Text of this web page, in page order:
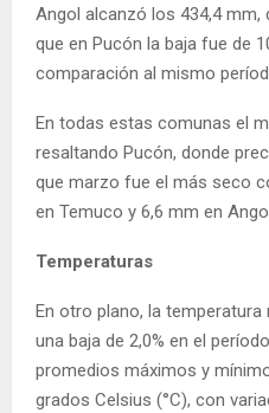
Angol alcanzó los 434,4 mm,
que en Pucón la baja fue de
comparación al mismo
En todas estas comunas el
resaltando Pucón, donde
que marzo fue el más seco
en Temuco y 6,6 mm en
Temperaturas
En otro plano, la
una baja de 2,0% en el
promedios máximos y
grados Celsius (°C), con